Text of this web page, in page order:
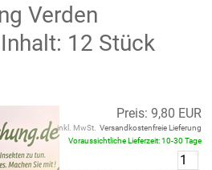
Verden
12 Stück
Preis: 9,80 EUR
inkl. MwSt.Versandkostenfreie Lieferung
Voraussichtliche Lieferzeit: 10-30 Tage